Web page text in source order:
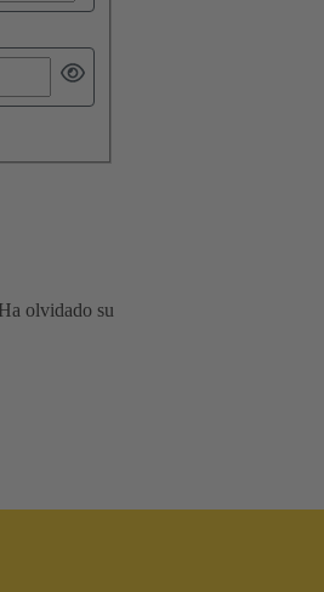
olvidado su